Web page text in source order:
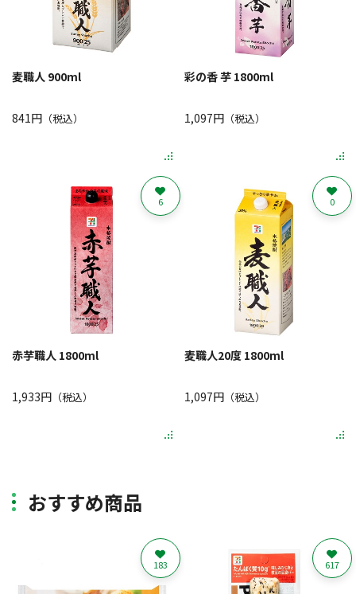
麦職人 900ml
841円 （税込）
彩の香 芋 1800ml
1,097円（税込）
赤芋職人 1800ml
1,933円 （税込）
6
麦職人20度 1800ml
1,097円（税込）
0
おすすめ商品
183 617